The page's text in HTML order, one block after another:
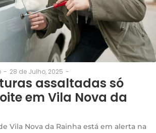
- 28 de Julho, 2025 -
assaltadas só
em Vila Nova da
Vila Nova da Rainha está em alerta na